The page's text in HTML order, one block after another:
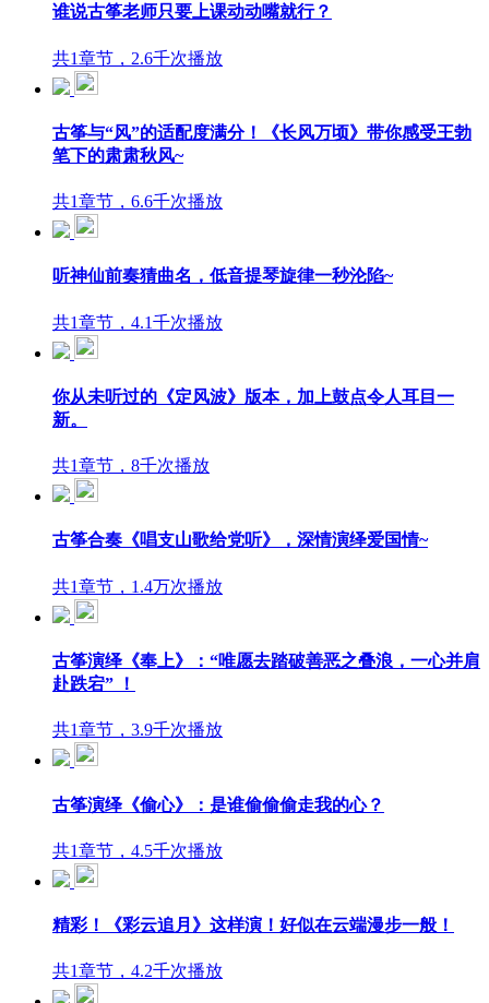
谁说古筝老师只要上课动动嘴就行？
共1章节，2.6千次播放
古筝与“风”的适配度满分！《长风万顷》带你感受王勃
笔下的肃肃秋风~
共1章节，6.6千次播放
听神仙前奏猜曲名，低音提琴旋律一秒沦陷~
共1章节，4.1千次播放
你从未听过的《定风波》版本，加上鼓点令人耳目一
新。
共1章节，8千次播放
古筝合奏《唱支山歌给党听》，深情演绎爱国情~
共1章节，1.4万次播放
古筝演绎《奉上》：“唯愿去踏破善恶之叠浪，一心并肩
赴跌宕” ！
共1章节，3.9千次播放
古筝演绎《偷心》：是谁偷偷偷走我的心？
共1章节，4.5千次播放
精彩！《彩云追月》这样演！好似在云端漫步一般！
共1章节，4.2千次播放